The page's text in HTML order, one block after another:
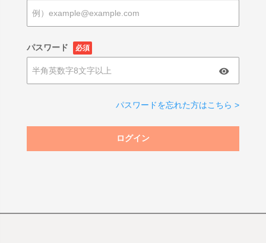
パスワード 必須
パスワードを忘れた方はこちら >
ログイン